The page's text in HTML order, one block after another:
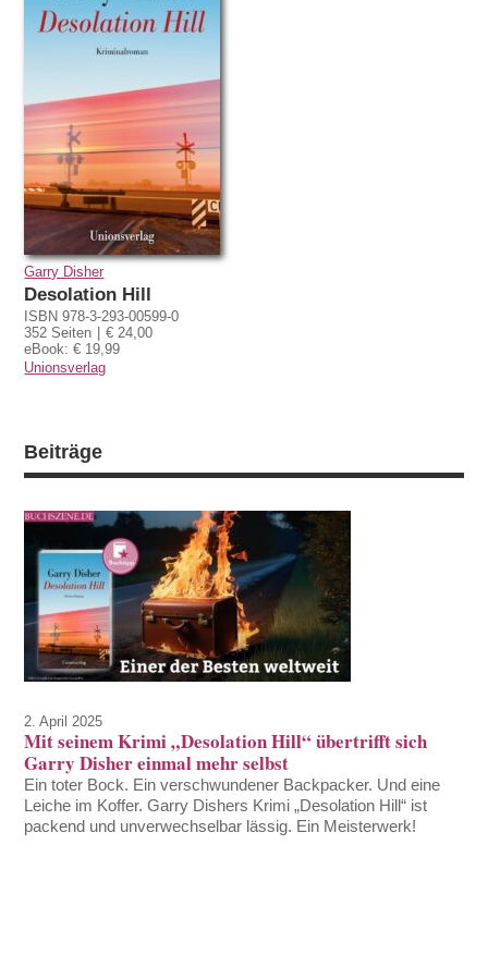
Garry Disher
Desolation Hill
ISBN 978-3-293-00599-0
352 Seiten
€ 24,00
eBook: € 19,99
Unionsverlag
Beiträge
2. April 2025
Mit seinem Krimi „Desolation Hill“ übertrifft sich
Garry Disher einmal mehr selbst
Ein toter Bock. Ein verschwundener Backpacker. Und eine
Leiche im Koffer. Garry Dishers Krimi „Desolation Hill“ ist
packend und unverwechselbar lässig. Ein Meisterwerk!